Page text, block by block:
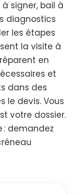
signer, bail à
diagnostics
les étapes
la visite à
en
et
dans des
le devis. Vous
votre dossier.
: demandez